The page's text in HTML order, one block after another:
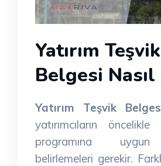
Yatırım Teşvik
Belgesi Nasıl
Yatırım Teşvik
yatırımcıların
programına uygun
belirlemeleri gerekir.